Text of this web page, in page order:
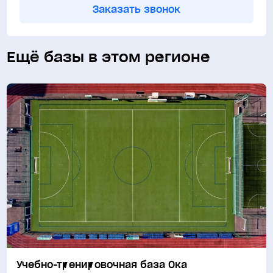
Заказать звонок
Ещё базы в этом регионе
Учебно-тренировочная база Ока